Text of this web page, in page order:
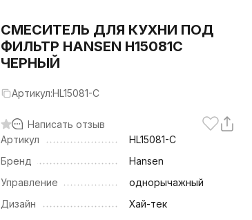
CМЕСИТЕЛЬ ДЛЯ КУХНИ ПОД
ФИЛЬТР HANSEN H15081C
ЧЕРНЫЙ
Артикул:HL15081-C
Написать отзыв
Артикул
HL15081-C
Бренд
Hansen
Управление
однорычажный
Дизайн
Хай-тек